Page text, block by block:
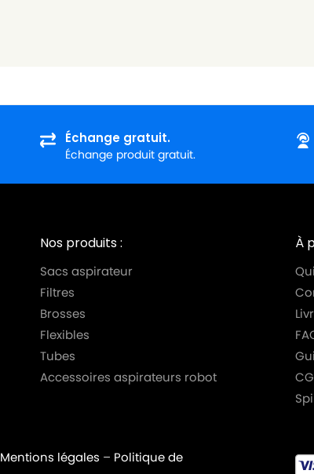
Échange gratuit.
Échange produit gratuit.
Nos produits :
Sacs aspirateur
Filtres
Brosses
Flexibles
Tubes
Accessoires aspirateurs robot
À
Mentions légales – Politique de